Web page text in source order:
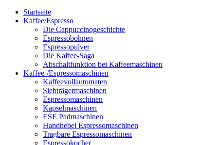
Startseite
Kaffee/Espresso
Die Cappuccinogeschichte
Espressobohnen
Espressopulver
Die Kaffee-Saga
Abschaltfunktion bei Kaffeemaschinen
Kaffee-/Espressomaschinen
Kaffeevollautomaten
Siebträgermaschinen
Espressomaschinen
Kapselmaschinen
ESE Padmaschinen
Handhebel Espressomaschinen
Tragbare Espressomaschinen
Espressokocher